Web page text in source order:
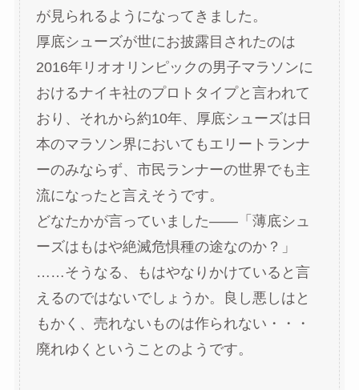
が見られるようになってきました。
厚底シューズが世にお披露目されたのは
2016年リオオリンピックの男子マラソンに
おけるナイキ社のプロトタイプと言われて
おり、それから約10年、厚底シューズは日
本のマラソン界においてもエリートランナ
ーのみならず、市民ランナーの世界でも主
流になったと言えそうです。
どなたかが言っていました――「薄底シュ
ーズはもはや絶滅危惧種の途なのか？」
……そうなる、もはやなりかけていると言
えるのではないでしょうか。良し悪しはと
もかく、売れないものは作られない・・・
廃れゆくということのようです。